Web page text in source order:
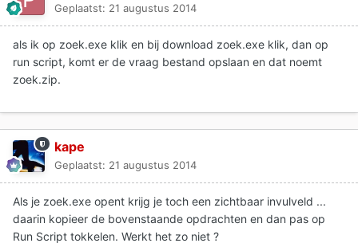
Geplaatst: 21 augustus 2014
als ik op zoek.exe klik en bij download zoek.exe klik, dan op
run script, komt er de vraag bestand opslaan en dat noemt
zoek.zip.
kape
Geplaatst: 21 augustus 2014
Als je zoek.exe opent krijg je toch een zichtbaar invulveld ...
daarin kopieer de bovenstaande opdrachten en dan pas op
Run Script tokkelen. Werkt het zo niet ?